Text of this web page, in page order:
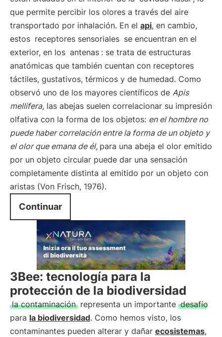
que permite percibir los olores a través del aire
transportado por inhalación. En el api, en cambio,
estos receptores sensoriales se encuentran en el
exterior, en los antenas : se trata de estructuras
anatómicas que también cuentan con receptores
táctiles, gustativos, térmicos y de humedad. Como
observó uno de los mayores científicos de Apis
mellifera, las abejas suelen correlacionar su impresión
olfativa con la forma de los objetos: en el hombre no
puede haber correlación entre la forma de un objeto y
el olor que emana de él, para una abeja el olor emitido
por un objeto circular puede dar una sensación
completamente distinta al emitido por un objeto con
aristas (Von Frisch, 1976).
Continuar
3Bee: tecnología para la
protección de la biodiversidad
la contaminación representa un importante desafío
para la biodiversidad. Como hemos visto, los
contaminantes pueden alterar y dañar ecosistemas,